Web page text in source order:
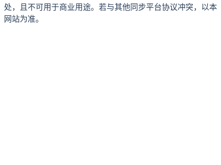
处，且不可用于商业用途。若与其他同步平台协议冲突，以本
网站为准。